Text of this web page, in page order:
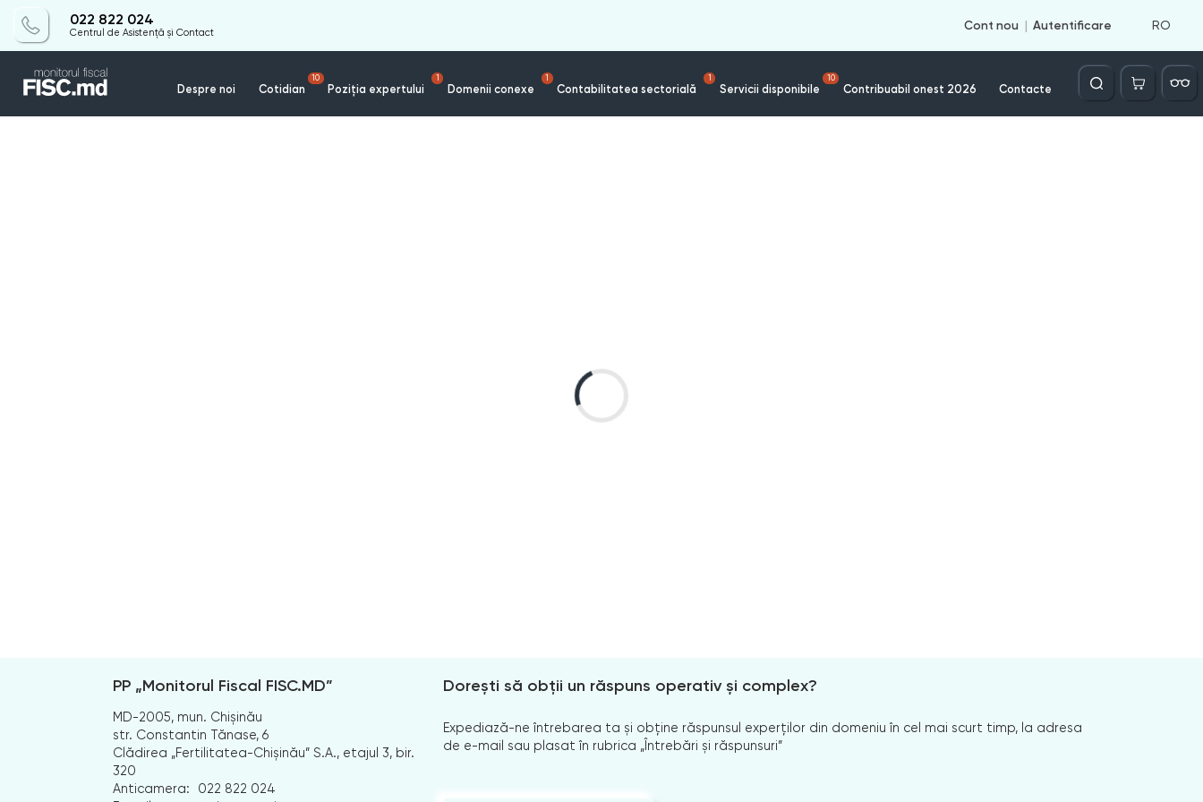
022 822 024
Centrul de Asistență și Contact
Cont nou Autentificare RO
Despre noi Cotidian
10
Poziția expertului
1
Domenii conexe
1
Contabilitatea sectorială
1
Servicii disponibile
10
Contribuabil onest 2026 Contacte
Căutare
PP „Monitorul Fiscal FISC.MD”
MD-2005, mun. Chișinău
str. Constantin Tănase, 6
Clădirea „Fertilitatea-Chișinău” S.A., etajul 3, bir.
320
Anticamera:
022 822 024
Dorești să obții un răspuns operativ și complex?
Expediază-ne întrebarea ta și obține răspunsul experților din domeniu în cel mai scurt timp, la adresa
de e-mail sau plasat în rubrica „Întrebări și răspunsuri”